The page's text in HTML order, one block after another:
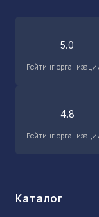
5.0
Рейтинг
4.8
Рейтинг
Каталог